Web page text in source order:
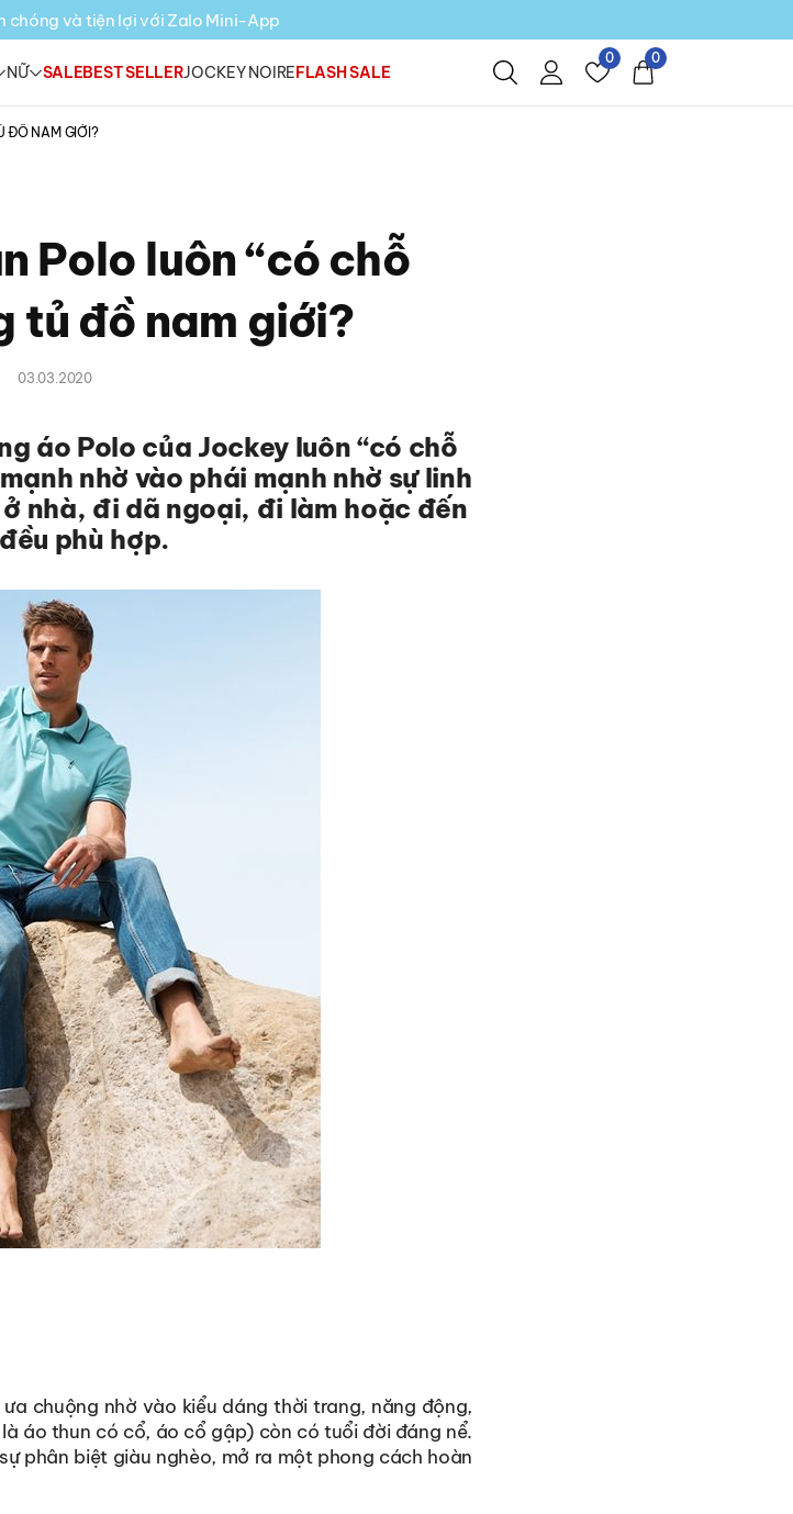
chóng và tiện lợi với Zalo Mini-App
NỮ SALEBEST SELLERJOCKEY NOIREFLASH SALE
0 0
ĐỒ NAM GIỚI?
Polo luôn “có chỗ
tủ đồ nam giới?
03.03.2020
áo Polo của Jockey luôn “có chỗ
nhờ vào phái mạnh nhờ sự linh
nhà, đi dã ngoại, đi làm hoặc đến
phù hợp.
chuộng nhờ vào kiểu dáng thời trang, năng động,
áo thun có cổ, áo cổ gập) còn có tuổi đời đáng nể.
phân biệt giàu nghèo, mở ra một phong cách hoàn